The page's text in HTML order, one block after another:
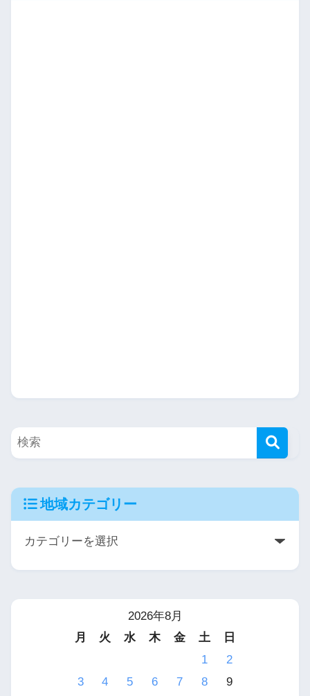
地域カテゴリー
2026年8月
月
火 水 木 金 土
日
1
2
3
4 5 6 7 8
9